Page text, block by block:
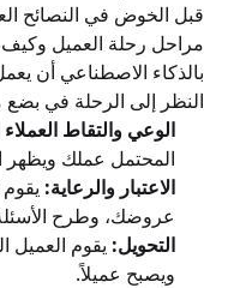
قبل الخوض في النصائح
مراحل رحلة العميل
بالذكاء الاصطناعي أن
النظر إلى الرحلة في
الوعي والتقاط
المحتمل عملك ويظهر
الاعتبار والرعاية:
عروضك، وطرح
التحويل: يقوم العميل
ويصبح عميلاً.